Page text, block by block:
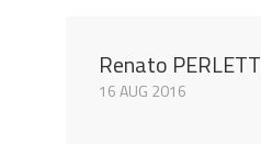
Renato
16 AUG 2016